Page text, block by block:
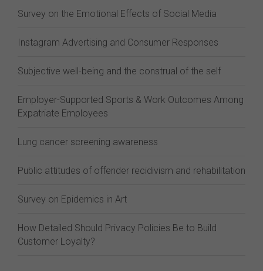
Survey on the Emotional Effects of Social Media
Instagram Advertising and Consumer Responses
Subjective well-being and the construal of the self
Employer-Supported Sports & Work Outcomes Among
Expatriate Employees
Lung cancer screening awareness
Public attitudes of offender recidivism and rehabilitation
Survey on Epidemics in Art
How Detailed Should Privacy Policies Be to Build
Customer Loyalty?